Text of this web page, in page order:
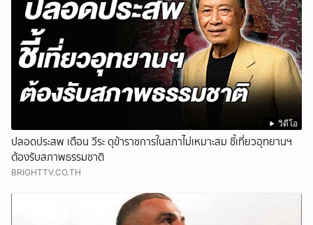
วิดีโอ
ปลอดประสพ เตือน วีระ ดุข้าราชการในสภาไม่เหมาะสม ชี้เที่ยวอุทยานฯ
ต้องรับสภาพธรรมชาติ
BRIGHTTV.CO.TH